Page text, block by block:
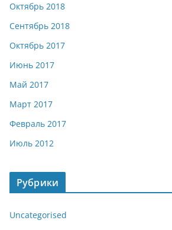
Октябрь 2018
Сентябрь 2018
Октябрь 2017
Июнь 2017
Май 2017
Март 2017
Февраль 2017
Июль 2012
Рубрики
Uncategorised